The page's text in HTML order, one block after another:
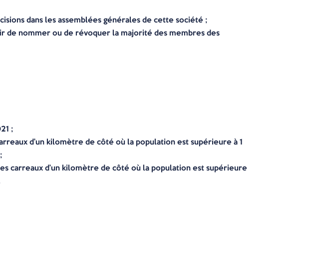
dans les assemblées générales de cette société ;
de nommer ou de révoquer la majorité des membres des
;
d’un kilomètre de côté où la population est supérieure à 1
carreaux d’un kilomètre de côté où la population est supérieure